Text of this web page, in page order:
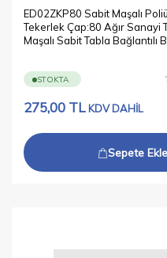
ED02ZKP80 Sabit Maşalı
Tekerlek Çap:80 Ağır Sanayi
Maşalı Sabit Tabla Bağlantılı
STOKTA
275,00 TL KDV DAHİL
Sepete Ekle